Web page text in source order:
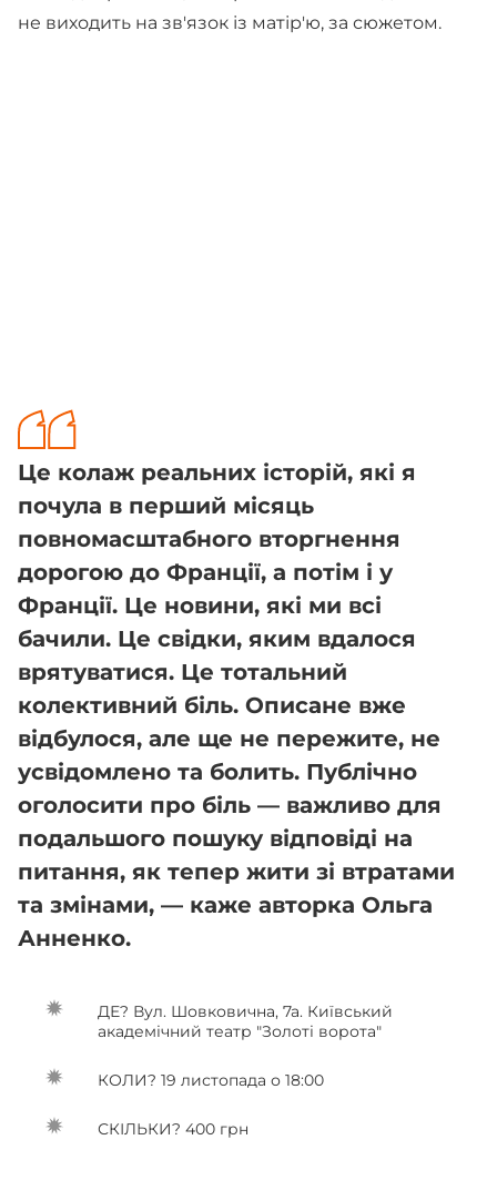
не виходить на зв'язок із матір'ю, за сюжетом.
Це колаж реальних історій, які я
почула в перший місяць
повномасштабного вторгнення
дорогою до Франції, а потім і у
Франції. Це новини, які ми всі
бачили. Це свідки, яким вдалося
врятуватися. Це тотальний
колективний біль. Описане вже
відбулося, але ще не пережите, не
усвідомлено та болить. Публічно
оголосити про біль — важливо для
подальшого пошуку відповіді на
питання, як тепер жити зі втратами
та змінами, — каже авторка Ольга
Анненко.
ДЕ? Вул. Шовковична, 7а. Київський
академічний театр "Золоті ворота"
КОЛИ? 19 листопада о 18:00
СКІЛЬКИ? 400 грн